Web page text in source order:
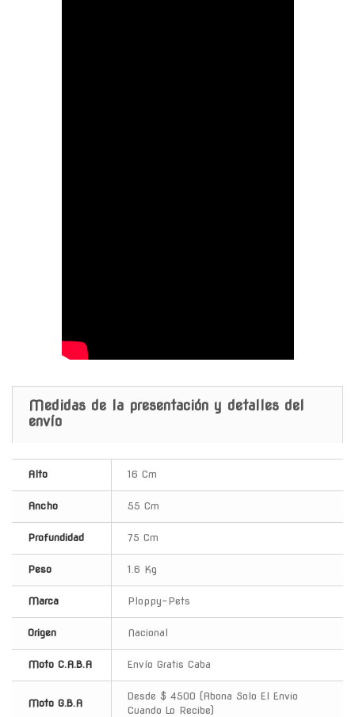
Medidas de la presentación y detalles del
envío
Alto 16 Cm
Ancho 55 Cm
Profundidad 75 Cm
Peso 1.6 Kg
Marca Ploppy-Pets
Origen Nacional
Moto C.A.B.A Envío Gratis Caba
Moto G.B.A
Desde $ 4500 (Abona Solo El Envio
Cuando Lo Recibe)